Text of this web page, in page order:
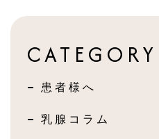
CATEGORY
患者様へ
乳腺コラム